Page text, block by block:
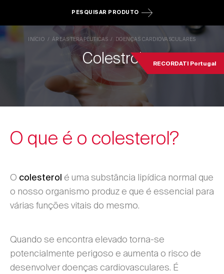
PESQUISAR PRODUTO
RECORDATI Portugal
INÍCIO ÁREAS TERAPÊUTICAS DOENÇAS CARDIOVASCULARES
Colestrol
O que é o colesterol?
O colesterol é uma substância lipídica normal que
o nosso organismo produz e que é essencial para
várias funções vitais do mesmo.
Quando se encontra elevado torna-se
potencialmente perigoso e aumenta o risco de
desenvolver doenças cardiovasculares. É